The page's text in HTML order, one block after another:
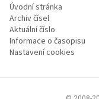
Úvodní stránka
Archiv čísel
Aktuální číslo
Informace o časopisu
Nastavení cookies